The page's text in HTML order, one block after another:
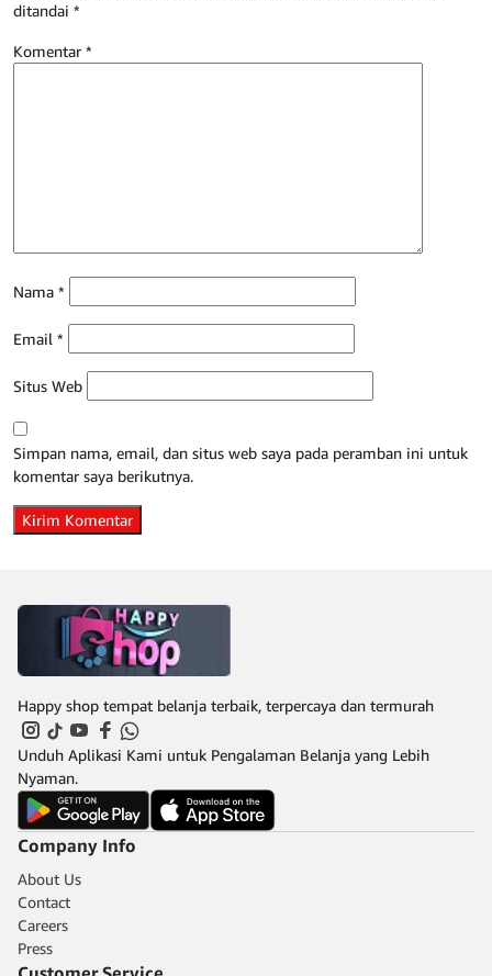
ditandai *
Komentar *
Nama *
Email *
Situs Web
Simpan nama, email, dan situs web saya pada peramban ini untuk
komentar saya berikutnya.
Happy shop tempat belanja terbaik, terpercaya dan termurah
Unduh Aplikasi Kami untuk Pengalaman Belanja yang Lebih
Nyaman.
Company Info
About Us
Contact
Careers
Press